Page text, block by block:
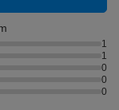
1
1
0
0
0